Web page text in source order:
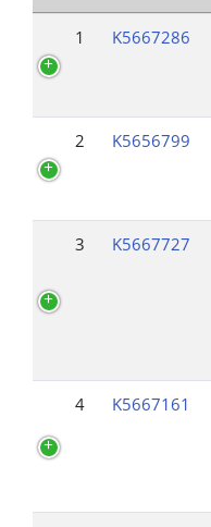
1 K5667286
2 K5656799
3 K5667727
4 K5667161